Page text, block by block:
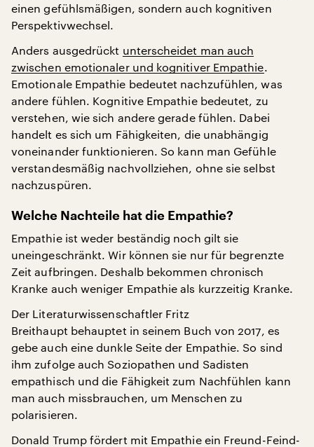
einen gefühlsmäßigen, sondern auch kognitiven
Perspektivwechsel.
Anders ausgedrückt unterscheidet man auch
zwischen emotionaler und kognitiver Empathie
Emotionale Empathie bedeutet nachzufühlen, was
andere fühlen. Kognitive Empathie bedeutet, zu
verstehen, wie sich andere gerade fühlen. Dabei
handelt es sich um Fähigkeiten, die unabhängig
voneinander funktionieren. So kann man Gefühle
verstandesmäßig nachvollziehen, ohne sie selbst
nachzuspüren.
Welche Nachteile hat die Empathie?
Empathie ist weder beständig noch gilt sie
uneingeschränkt. Wir können sie nur für begrenzte
Zeit aufbringen. Deshalb bekommen chronisch
Kranke auch weniger Empathie als kurzzeitig Kranke.
Der Literaturwissenschaftler Fritz
Breithaupt behauptet in seinem Buch von 2017, es
gebe auch eine dunkle Seite der Empathie. So sind
ihm zufolge auch Soziopathen und Sadisten
empathisch und die Fähigkeit zum Nachfühlen kann
man auch missbrauchen, um Menschen zu
polarisieren.
Donald Trump fördert mit Empathie ein Freund-Feind-